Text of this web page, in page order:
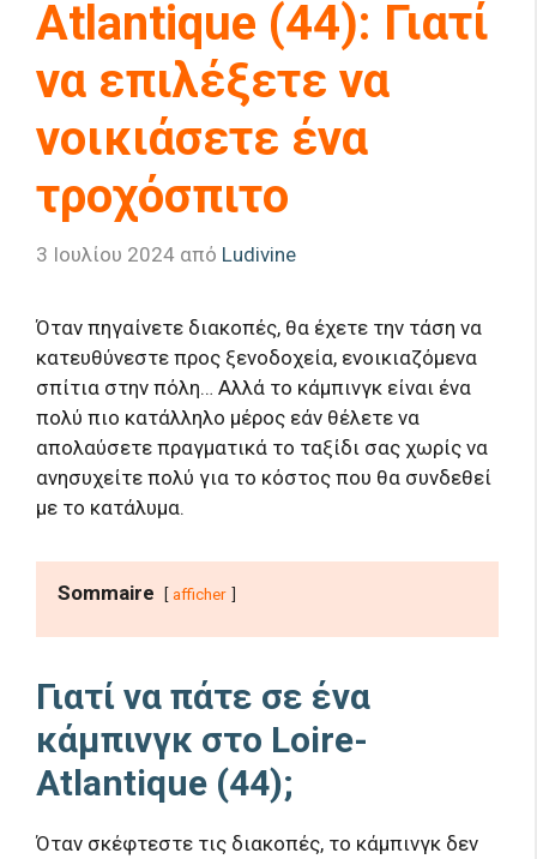
Atlantique (44): Γιατί
να επιλέξετε να
νοικιάσετε ένα
τροχόσπιτο
3 Ιουλίου 2024 από Ludivine
Όταν πηγαίνετε διακοπές, θα έχετε την τάση να
κατευθύνεστε προς ξενοδοχεία, ενοικιαζόμενα
σπίτια στην πόλη… Αλλά το κάμπινγκ είναι ένα
πολύ πιο κατάλληλο μέρος εάν θέλετε να
απολαύσετε πραγματικά το ταξίδι σας χωρίς να
ανησυχείτε πολύ για το κόστος που θα συνδεθεί
με το κατάλυμα.
Sommaire afficher
Γιατί να πάτε σε ένα
κάμπινγκ στο Loire-
Atlantique (44);
Όταν σκέφτεστε τις διακοπές, το κάμπινγκ δεν